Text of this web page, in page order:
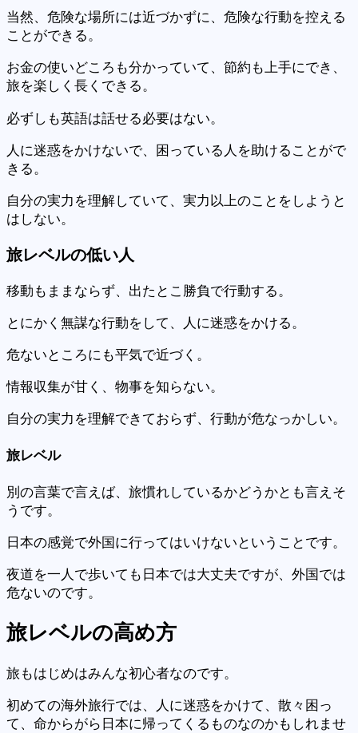
当然、危険な場所には近づかずに、危険な行動を控える
ことができる。
お金の使いどころも分かっていて、節約も上手にでき、
旅を楽しく長くできる。
必ずしも英語は話せる必要はない。
人に迷惑をかけないで、困っている人を助けることがで
きる。
自分の実力を理解していて、実力以上のことをしようと
はしない。
旅レベルの低い人
移動もままならず、出たとこ勝負で行動する。
とにかく無謀な行動をして、人に迷惑をかける。
危ないところにも平気で近づく。
情報収集が甘く、物事を知らない。
自分の実力を理解できておらず、行動が危なっかしい。
旅レベル
別の言葉で言えば、旅慣れしているかどうかとも言えそ
うです。
日本の感覚で外国に行ってはいけないということです。
夜道を一人で歩いても日本では大丈夫ですが、外国では
危ないのです。
旅レベルの高め方
旅もはじめはみんな初心者なのです。
初めての海外旅行では、人に迷惑をかけて、散々困っ
て、命からがら日本に帰ってくるものなのかもしれませ